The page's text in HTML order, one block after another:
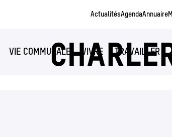
VIE COMMUNALE VIVRE TRAVAILLER
ActualitésAgendaAnnuaire